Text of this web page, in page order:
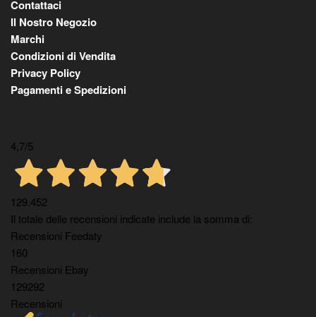
Contattaci
Il Nostro Negozio
Marchi
Condizioni di Vendita
Privacy Policy
Pagamenti e Spedizioni
4,7/5
129.452
Il totale delle recensioni indicate include la somma di:
Recensioni Feedaty
160
Recensioni Ebay
129292
Recensioni